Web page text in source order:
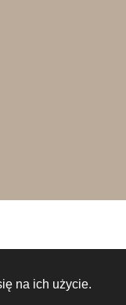
na ich użycie.